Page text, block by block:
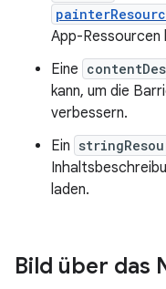
App-Ressourcen
Eine
kann, um die
verbessern.
Ein
laden.
Bild über das